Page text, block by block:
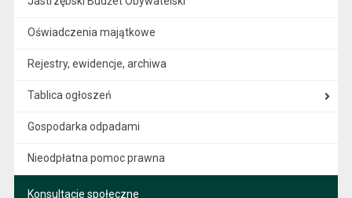
Oświadczenia majątkowe
Rejestry, ewidencje, archiwa
Tablica ogłoszeń
Gospodarka odpadami
Nieodpłatna pomoc prawna
Konsultacje społeczne